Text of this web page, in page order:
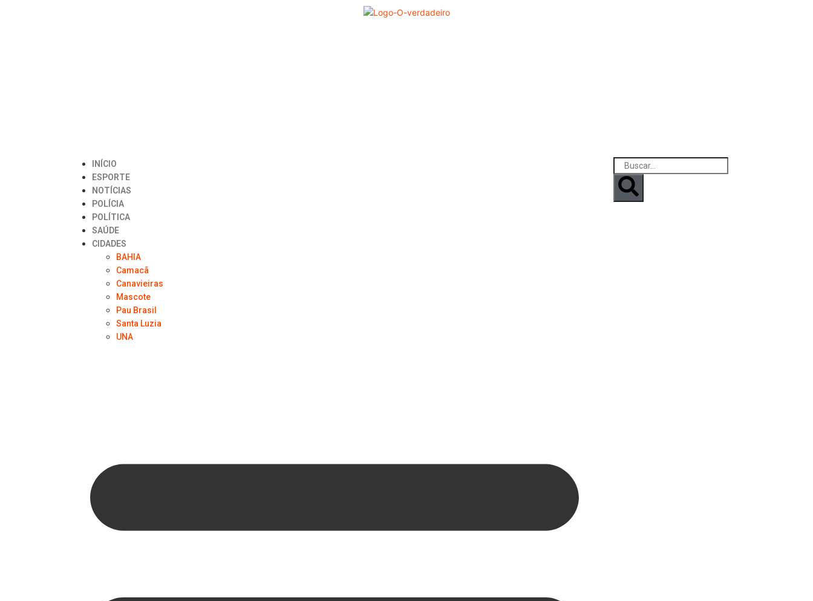
INÍCIO
ESPORTE
NOTÍCIAS
POLÍCIA
POLÍTICA
SAÚDE
CIDADES
BAHIA
Camacã
Canavieiras
Mascote
Pau Brasil
Santa Luzia
UNA